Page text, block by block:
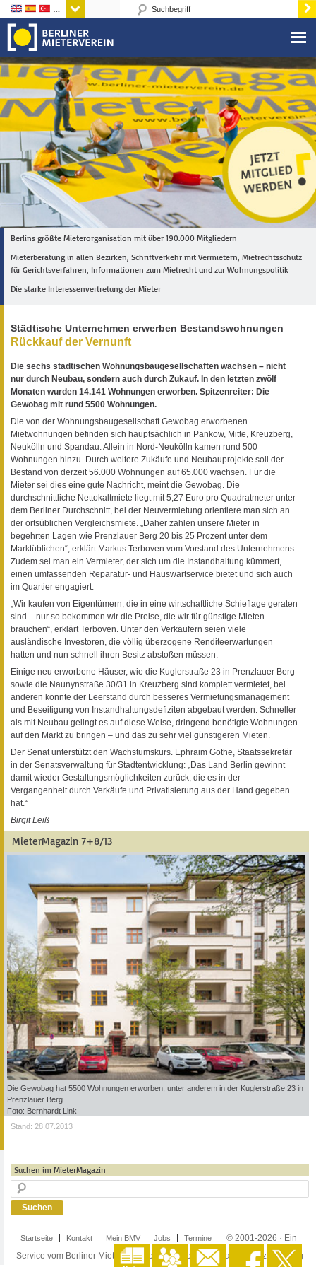
Sprachen
Berlins größte Mieterorganisation mit über 190.000 Mitgliedern
Mieterberatung in allen Bezirken, Schriftverkehr mit Vermietern, Mietrechtsschutz
für Gerichtsverfahren, Informationen zum Mietrecht und zur Wohnungspolitik
Die starke Interessenvertretung der Mieter
Städtische Unternehmen erwerben Bestandswohnungen
Rückkauf der Vernunft
Die sechs städtischen Wohnungsbaugesellschaften wachsen – nicht
nur durch Neubau, sondern auch durch Zukauf. In den letzten zwölf
Monaten wurden 14.141 Wohnungen erworben. Spitzenreiter: Die
Gewobag mit rund 5500 Wohnungen.
Die von der Wohnungsbaugesellschaft Gewobag erworbenen
Mietwohnungen befinden sich hauptsächlich in Pankow, Mitte, Kreuzberg,
Neukölln und Spandau. Allein in Nord-Neukölln kamen rund 500
Wohnungen hinzu. Durch weitere Zukäufe und Neubauprojekte soll der
Bestand von derzeit 56.000 Wohnungen auf 65.000 wachsen. Für die
Mieter sei dies eine gute Nachricht, meint die Gewobag. Die
durchschnittliche Nettokaltmiete liegt mit 5,27 Euro pro Quadratmeter unter
dem Berliner Durchschnitt, bei der Neuvermietung orientiere man sich an
der ortsüblichen Vergleichsmiete. „Daher zahlen unsere Mieter in
begehrten Lagen wie Prenzlauer Berg 20 bis 25 Prozent unter dem
Marktüblichen“, erklärt Markus Terboven vom Vorstand des Unternehmens.
Zudem sei man ein Vermieter, der sich um die Instandhaltung kümmert,
einen umfassenden Reparatur- und Hauswartservice bietet und sich auch
im Quartier engagiert.
„Wir kaufen von Eigentümern, die in eine wirtschaftliche Schieflage geraten
sind – nur so bekommen wir die Preise, die wir für günstige Mieten
brauchen“, erklärt Terboven. Unter den Verkäufern seien viele
ausländische Investoren, die völlig überzogene Renditeerwartungen
hatten und nun schnell ihren Besitz abstoßen müssen.
Einige neu erworbene Häuser, wie die Kuglerstraße 23 in Prenzlauer Berg
sowie die Naunynstraße 30/31 in Kreuzberg sind komplett vermietet, bei
anderen konnte der Leerstand durch besseres Vermietungsmanagement
und Beseitigung von Instandhaltungsdefiziten abgebaut werden. Schneller
als mit Neubau gelingt es auf diese Weise, dringend benötigte Wohnungen
auf den Markt zu bringen – und das zu sehr viel günstigeren Mieten.
Der Senat unterstützt den Wachstumskurs. Ephraim Gothe, Staatssekretär
in der Senatsverwaltung für Stadtentwicklung: „Das Land Berlin gewinnt
damit wieder Gestaltungsmöglichkeiten zurück, die es in der
Vergangenheit durch Verkäufe und Privatisierung aus der Hand gegeben
hat.“
Birgit Leiß
MieterMagazin 7+8/13
Die Gewobag hat 5500 Wohnungen erworben, unter anderem in der Kuglerstraße 23 in
Prenzlauer Berg
Foto: Bernhardt Link
Stand: 28.07.2013
Suchen im MieterMagazin
Startseite Kontakt Mein BMV Jobs Termine
© 2001-2026 · Ein
Service vom Berliner Mieterverein e.V. ·Impressum· Datenschutzerklärung